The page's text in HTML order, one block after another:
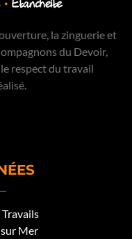
la zinguerie et
du Devoir,
respect du travail
Mer